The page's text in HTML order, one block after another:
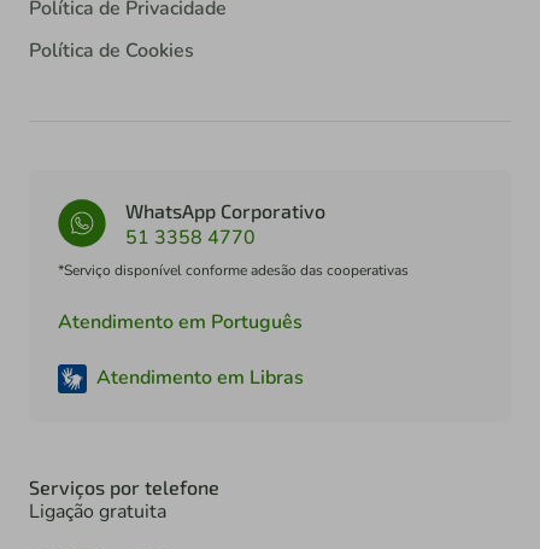
Política de Privacidade
Política de Cookies
WhatsApp Corporativo
51 3358 4770
*Serviço disponível conforme adesão das cooperativas
Atendimento em Português
Atendimento em Libras
Serviços por telefone
Ligação gratuita